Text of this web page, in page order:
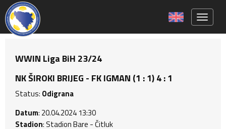
WWIN Liga BiH 23/24
NK ŠIROKI BRIJEG - FK IGMAN (1 : 1) 4 : 1
Status: Odigrana
Datum: 20.04.2024 13:30
Stadion: Stadion Bare - Čitluk